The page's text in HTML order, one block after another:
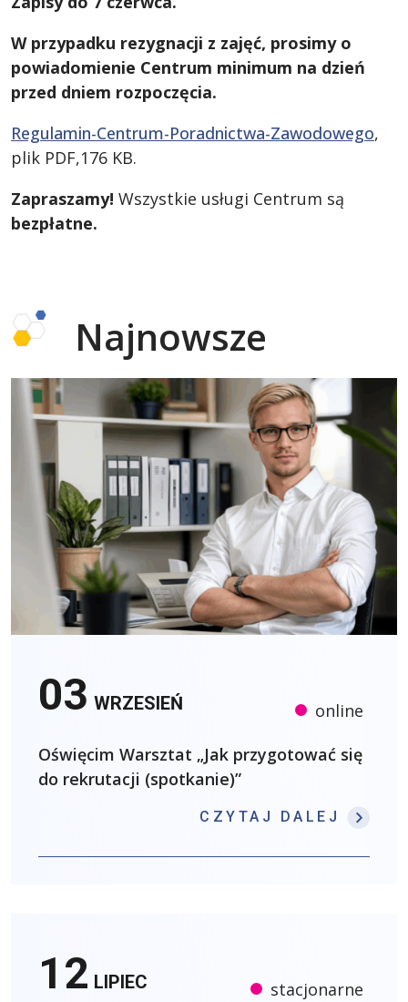
W przypadku rezygnacji z zajęć, prosimy o
powiadomienie Centrum minimum na dzień
przed dniem rozpoczęcia.
Regulamin-Centrum-Poradnictwa-Zawodowego,
plik PDF,176 KB.
Zapraszamy! Wszystkie usługi Centrum są
bezpłatne.
Najnowsze
03 WRZESIEŃ
online
Oświęcim Warsztat „Jak przygotować się
do rekrutacji (spotkanie)”
CZYTAJ DALEJ :
12 LIPIEC
stacjonarne